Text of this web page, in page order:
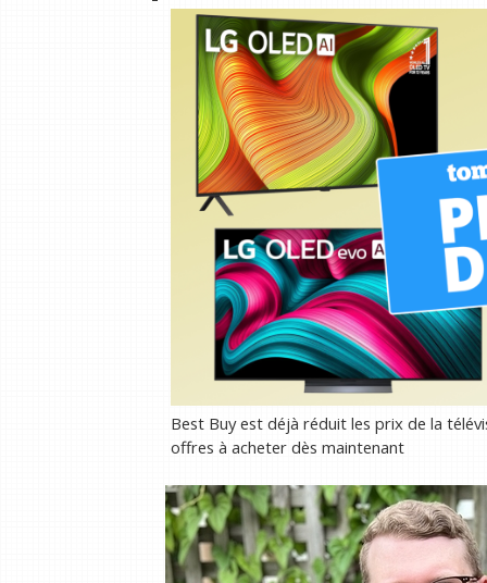
Best Buy est déjà réduit les prix de la
offres à acheter dès maintenant